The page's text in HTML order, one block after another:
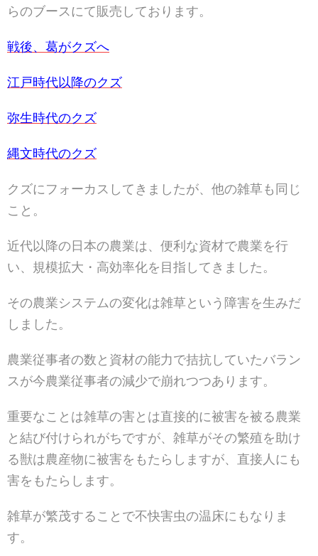
らのブースにて販売しております。
戦後、葛がクズへ
江戸時代以降のクズ
弥生時代のクズ
縄文時代のクズ
クズにフォーカスしてきましたが、他の雑草も同じ
こと。
近代以降の日本の農業は、便利な資材で農業を行
い、規模拡大・高効率化を目指してきました。
その農業システムの変化は雑草という障害を生みだ
しました。
農業従事者の数と資材の能力で拮抗していたバラン
スが今農業従事者の減少で崩れつつあります。
重要なことは雑草の害とは直接的に被害を被る農業
と結び付けられがちですが、雑草がその繁殖を助け
る獣は農産物に被害をもたらしますが、直接人にも
害をもたらします。
雑草が繁茂することで不快害虫の温床にもなりま
す。